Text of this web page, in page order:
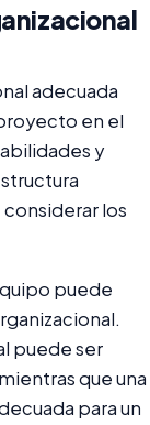
adecuada
en el
y
los
puede
puede ser
que una
para un